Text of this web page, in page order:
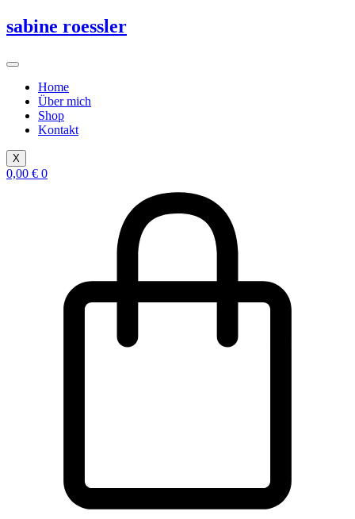
Zum
Inhalt
sabine roessler
Home
Über mich
Shop
Kontakt
X
0,00 € 0